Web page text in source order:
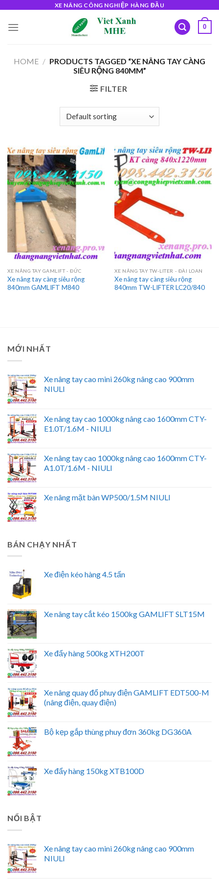
content
XE NÂNG CÔNG NGHIỆP HÀNG ĐẦU
0
HOME / PRODUCTS TAGGED “XE NÂNG TAY CÀNG
SIÊU RỘNG 840MM”
FILTER
XE NÂNG TAY GAMLIFT - ĐỨC
Xe nâng tay càng siêu rộng
840mm GAMLIFT M840
XE NÂNG TAY TW-LITER - ĐÀI LOAN
Xe nâng tay càng siêu rộng
840mm TW-LIFTER LC20/840
MỚI NHẤT
Xe nâng tay cao mini 260kg nâng cao 900mm
NIULI
Xe nâng tay cao 1000kg nâng cao 1600mm CTY-
E1.0T/1.6M - NIULI
Xe nâng tay cao 1000kg nâng cao 1600mm CTY-
A1.0T/1.6M - NIULI
Xe nâng mặt bàn WP500/1.5M NIULI
BÁN CHẠY NHẤT
Xe điện kéo hàng 4.5 tấn
Xe nâng tay cắt kéo 1500kg GAMLIFT SLT15M
Xe đẩy hàng 500kg XTH200T
Xe nâng quay đổ phuy điện GAMLIFT EDT500-M
(nâng điện, quay điện)
Bộ kẹp gắp thùng phuy đơn 360kg DG360A
Xe đẩy hàng 150kg XTB100D
NỔI BẬT
Xe nâng tay cao mini 260kg nâng cao 900mm
NIULI